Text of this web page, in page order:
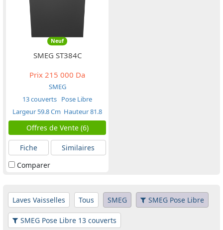
Neuf
SMEG ST384C
Prix 215 000 Da
SMEG
13 couverts Pose Libre
Largeur 59.8 Cm Hauteur 81.8
Cm
Offres de Vente (6)
Fiche
Similaires
Comparer
Laves Vaisselles Tous SMEG SMEG Pose Libre
SMEG Pose Libre 13 couverts